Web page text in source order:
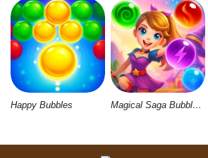
Happy Bubbles Magical Saga Bubble Witch Shooter